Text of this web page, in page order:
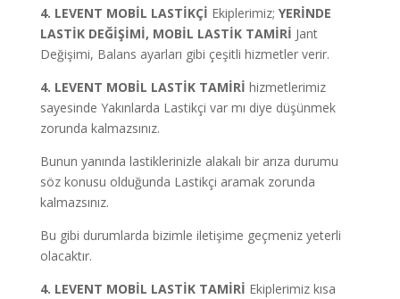
4. LEVENT MOBİL LASTİKÇİ Ekiplerimiz; YERİNDE
LASTİK DEĞİŞİMİ, MOBİL LASTİK TAMİRİ Jant
Değişimi, Balans ayarları gibi çeşitli hizmetler verir.
4. LEVENT MOBİL LASTİK TAMİRİ hizmetlerimiz
sayesinde Yakınlarda Lastikçi var mı diye düşünmek
zorunda kalmazsınız.
Bunun yanında lastiklerinizle alakalı bir arıza durumu
söz konusu olduğunda Lastikçi aramak zorunda
kalmazsınız.
Bu gibi durumlarda bizimle iletişime geçmeniz yeterli
olacaktır.
4. LEVENT MOBİL LASTİK TAMİRİ Ekiplerimiz kısa